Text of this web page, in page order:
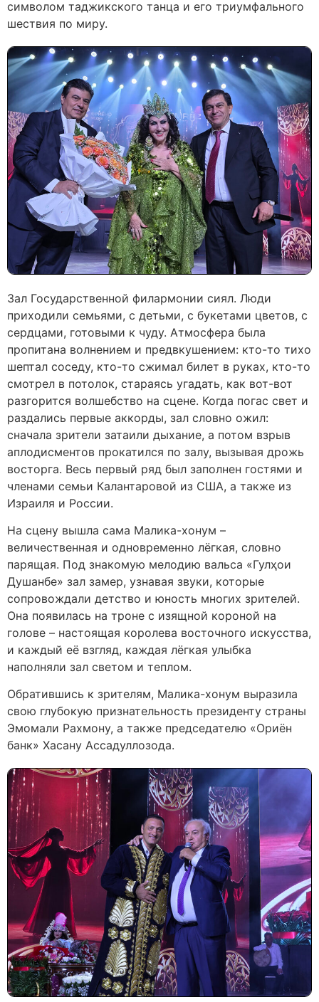
символом таджикского танца и его триумфального
шествия по миру.
Зал Государственной филармонии сиял. Люди
приходили семьями, с детьми, с букетами цветов, с
сердцами, готовыми к чуду. Атмосфера была
пропитана волнением и предвкушением: кто-то тихо
шептал соседу, кто-то сжимал билет в руках, кто-то
смотрел в потолок, стараясь угадать, как вот-вот
разгорится волшебство на сцене. Когда погас свет и
раздались первые аккорды, зал словно ожил:
сначала зрители затаили дыхание, а потом взрыв
аплодисментов прокатился по залу, вызывая дрожь
восторга. Весь первый ряд был заполнен гостями и
членами семьи Калантаровой из США, а также из
Израиля и России.
На сцену вышла сама Малика-хонум –
величественная и одновременно лёгкая, словно
парящая. Под знакомую мелодию вальса «Гулҳои
Душанбе» зал замер, узнавая звуки, которые
сопровождали детство и юность многих зрителей.
Она появилась на троне с изящной короной на
голове – настоящая королева восточного искусства,
и каждый её взгляд, каждая лёгкая улыбка
наполняли зал светом и теплом.
Обратившись к зрителям, Малика-хонум выразила
свою глубокую признательность президенту страны
Эмомали Рахмону, а также председателю «Ориён
банк» Хасану Ассадуллозода.